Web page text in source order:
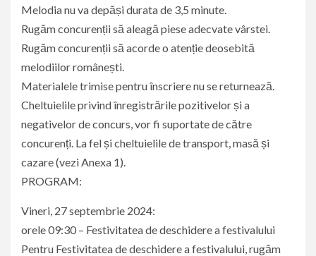
Melodia nu va depăși durata de 3,5 minute.
Rugăm concurenții să aleagă piese adecvate vârstei.
Rugăm concurenții să acorde o atenție deosebită
melodiilor românești.
Materialele trimise pentru înscriere nu se returnează.
Cheltuielile privind înregistrările pozitivelor și a
negativelor de concurs, vor fi suportate de către
concurenți. La fel și cheltuielile de transport, masă și
cazare (vezi Anexa 1).
PROGRAM:
Vineri, 27 septembrie 2024:
orele 09:30 – Festivitatea de deschidere a festivalului
Pentru Festivitatea de deschidere a festivalului, rugăm